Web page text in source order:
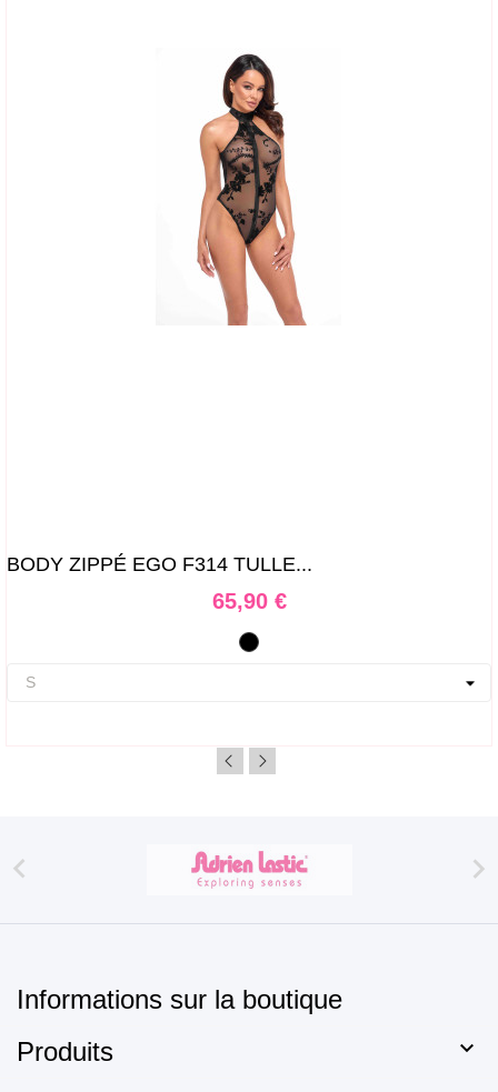
BODY ZIPPÉ EGO F314 TULLE...
Prix
65,90 €
Noir
 
Informations sur la boutique
Produits
